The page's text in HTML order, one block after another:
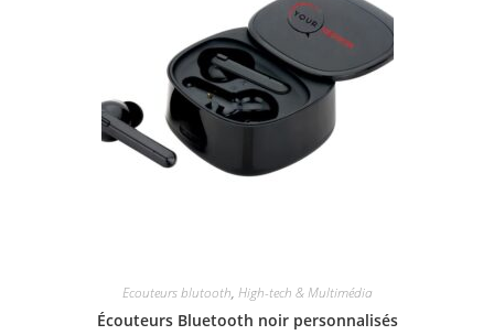
Ecouteurs blutooth, High-tech & Multimédia
Écouteurs Bluetooth noir personnalisés